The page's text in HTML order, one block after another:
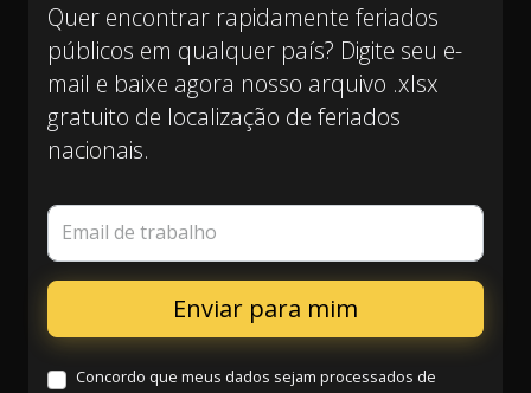
Quer encontrar rapidamente feriados
públicos em qualquer país? Digite seu e-
mail e baixe agora nosso arquivo .xlsx
gratuito de localização de feriados
nacionais.
Email de trabalho
Concordo que meus dados sejam processados de